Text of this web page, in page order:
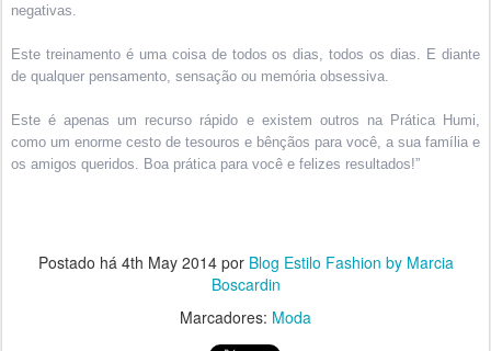
negativas.
Este treinamento é uma coisa de todos os dias, todos os dias. E diante
de qualquer pensamento, sensação ou memória obsessiva.
Este é apenas um recurso rápido e existem outros na Prática Humi,
como um enorme cesto de tesouros e bênçãos para você, a sua família e
os amigos queridos. Boa prática para você e felizes resultados!”
Postado há 4th May 2014por Blog Estilo Fashion by Marcia
Boscardin
Marcadores: Moda